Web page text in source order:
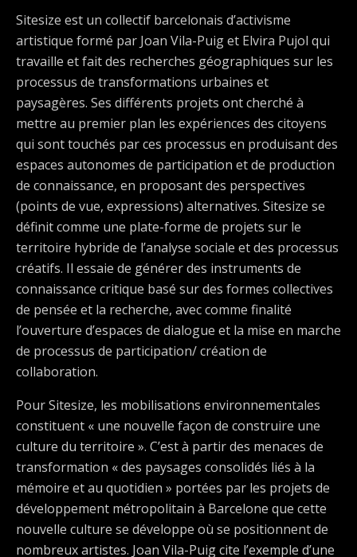
Sitesize est un collectif barcelonais d’activisme
artistique formé par Joan Vila-Puig et Elvira Pujol qui
travaille et fait des recherches géographiques sur les
processus de transformations urbaines et
paysagères. Ses différents projets ont cherché à
mettre au premier plan les expériences des citoyens
qui sont touchés par ces processus en produisant des
espaces autonomes de participation et de production
de connaissance, en proposant des perspectives
(points de vue, expressions) alternatives. Sitesize se
définit comme une plate-forme de projets sur le
territoire hybride de l’analyse sociale et des processus
créatifs. Il essaie de générer des instruments de
connaissance critique basé sur des formes collectives
de pensée et la recherche, avec comme finalité
l’ouverture d’espaces de dialogue et la mise en marche
de processus de participation/ création de
collaboration.
Pour Sitesize, les mobilisations environnementales
constituent « une nouvelle façon de construire une
culture du territoire ». C’est à partir des menaces de
transformation « des paysages consolidés liés à la
mémoire et au quotidien » portées par les projets de
développement métropolitain à Barcelone que cette
nouvelle culture se développe où se positionnent de
nombreux artistes. Joan Vila-Puig cite l’exemple d’une